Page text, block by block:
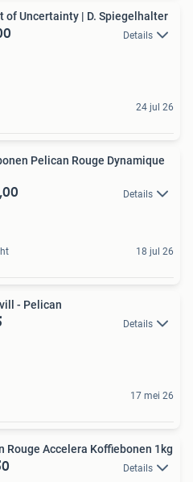
of Uncertainty | D. Spiegelhalter
Details
24 jul 26
Pelican Rouge Dynamique
Details
18 jul 26
- Pelican
Details
17 mei 26
Rouge Accelera Koffiebonen 1kg
Details